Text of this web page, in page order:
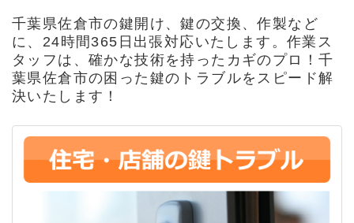
千葉県佐倉市の鍵開け、鍵の交換、作製など
に、24時間365日出張対応いたします。作業ス
タッフは、確かな技術を持ったカギのプロ！千
葉県佐倉市の困った鍵のトラブルをスピード解
決いたします！